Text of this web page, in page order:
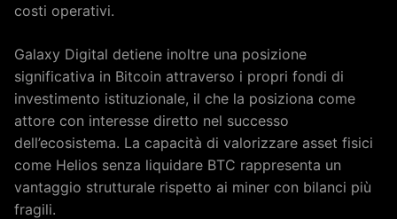
costi operativi.
Galaxy Digital detiene inoltre una posizione
significativa in Bitcoin attraverso i propri fondi di
investimento istituzionale, il che la posiziona come
attore con interesse diretto nel successo
dell’ecosistema. La capacità di valorizzare asset fisici
come Helios senza liquidare BTC rappresenta un
vantaggio strutturale rispetto ai miner con bilanci più
fragili.